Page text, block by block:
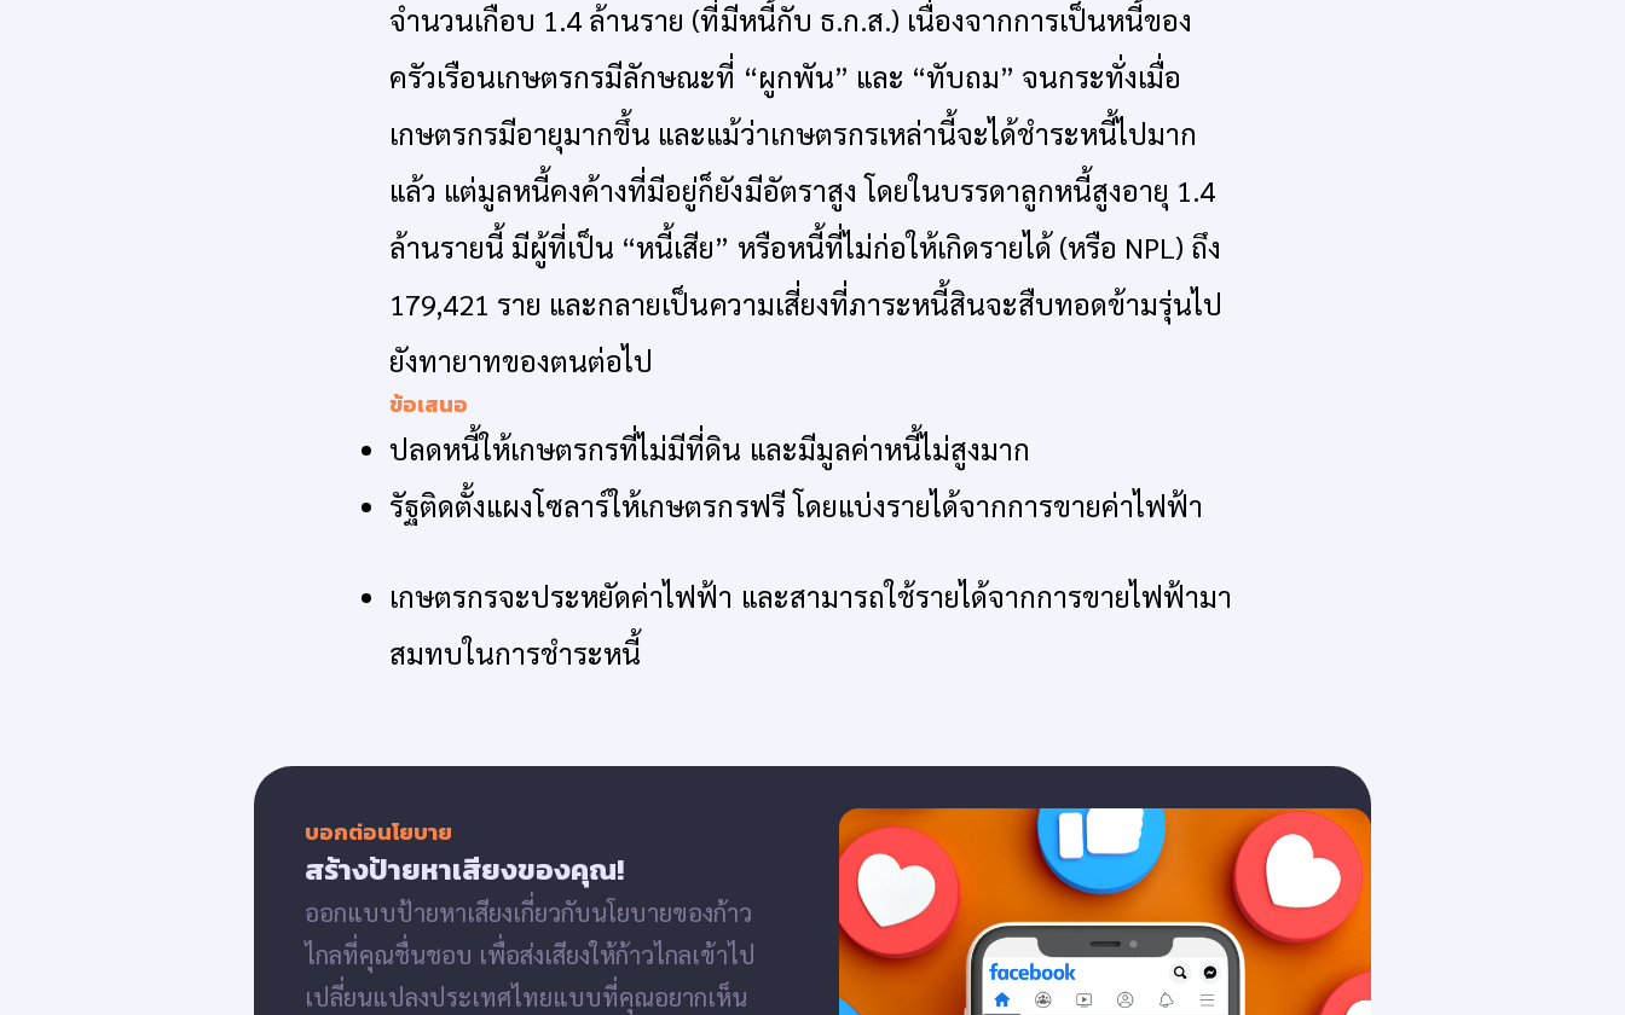
จำนวนเกือบ 1.4 ล้านราย (ที่มีหนี้กับ ธ.ก.ส.) เนื่องจากการเป็นหนี้ของ
ครัวเรือนเกษตรกรมีลักษณะที่ “ผูกพัน” และ “ทับถม” จนกระทั่งเมื่อ
เกษตรกรมีอายุมากขึ้น และแม้ว่าเกษตรกรเหล่านี้จะได้ชำระหนี้ไปมาก
แล้ว แต่มูลหนี้คงค้างที่มีอยู่ก็ยังมีอัตราสูง โดยในบรรดาลูกหนี้สูงอายุ 1.4
ล้านรายนี้ มีผู้ที่เป็น “หนี้เสีย” หรือหนี้ที่ไม่ก่อให้เกิดรายได้ (หรือ NPL) ถึง
179,421 ราย และกลายเป็นความเสี่ยงที่ภาระหนี้สินจะสืบทอดข้ามรุ่นไป
ยังทายาทของตนต่อไป
ข้อเสนอ
ปลดหนี้ให้เกษตรกรที่ไม่มีที่ดิน และมีมูลค่าหนี้ไม่สูงมาก
รัฐติดตั้งแผงโซลาร์ให้เกษตรกรฟรี โดยแบ่งรายได้จากการขายค่าไฟฟ้า
เกษตรกรจะประหยัดค่าไฟฟ้า และสามารถใช้รายได้จากการขายไฟฟ้ามา
สมทบในการชำระหนี้
บอกต่อนโยบาย
สร้างป้ายหาเสียงของคุณ!
ออกแบบป้ายหาเสียงเกี่ยวกับนโยบายของก้าว
ไกลที่คุณชื่นชอบ เพื่อส่งเสียงให้ก้าวไกลเข้าไป
เปลี่ยนแปลงประเทศไทยแบบที่คุณอยากเห็น